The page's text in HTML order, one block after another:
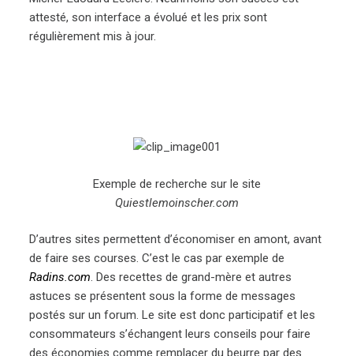
attesté, son interface a évolué et les prix sont
régulièrement mis à jour.
Exemple de recherche sur le site
Quiestlemoinscher.com
D’autres sites permettent d’économiser en amont, avant
de faire ses courses. C’est le cas par exemple de
Radins.com. Des recettes de grand-mère et autres
astuces se présentent sous la forme de messages
postés sur un forum. Le site est donc participatif et les
consommateurs s’échangent leurs conseils pour faire
des économies comme remplacer du beurre par des